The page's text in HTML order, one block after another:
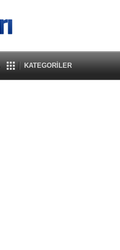
KATEGORİLER